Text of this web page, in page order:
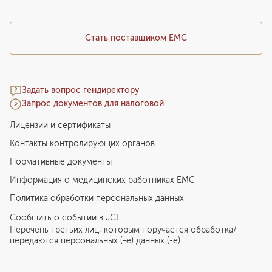
Стать поставщиком ЕМС
Задать вопрос гендиректору
Запрос документов для налоговой
Лицензии и сертификаты
Контакты контролирующих органов
Нормативные документы
Информация о медицинских работниках EMC
Политика обработки персональных данных
Сообщить о событии в JCI
Перечень третьих лиц, которым поручается обработка/
передаются персональных (-е) данных (-е)